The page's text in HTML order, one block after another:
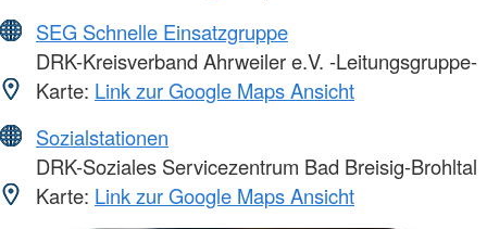
SEG Schnelle Einsatzgruppe
DRK-Kreisverband Ahrweiler e.V. -Leitungsgruppe-
Karte: Link zur Google Maps Ansicht
Sozialstationen
DRK-Soziales Servicezentrum Bad Breisig-Brohltal
Karte: Link zur Google Maps Ansicht